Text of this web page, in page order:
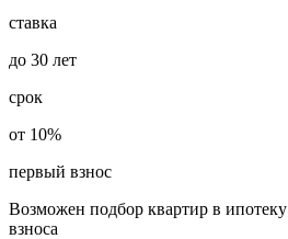
ставка
до 30 лет
срок
от 10%
первый взнос
Возможен подбор квартир в ипотеку
взноса